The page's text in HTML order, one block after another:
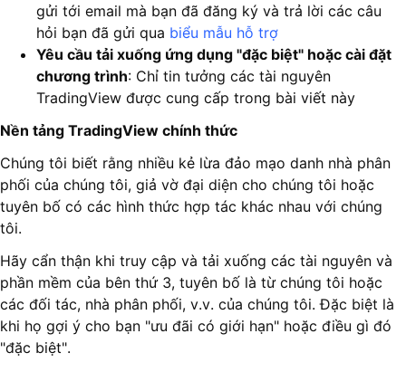
gửi tới email mà bạn đã đăng ký và trả lời các câu
hỏi bạn đã gửi qua biểu mẫu hỗ trợ
Yêu cầu tải xuống ứng dụng "đặc biệt" hoặc cài đặt
chương trình: Chỉ tin tưởng các tài nguyên
TradingView được cung cấp trong bài viết này
Nền tảng TradingView chính thức
Chúng tôi biết rằng nhiều kẻ lừa đảo mạo danh nhà phân
phối của chúng tôi, giả vờ đại diện cho chúng tôi hoặc
tuyên bố có các hình thức hợp tác khác nhau với chúng
tôi.
Hãy cẩn thận khi truy cập và tải xuống các tài nguyên và
phần mềm của bên thứ 3, tuyên bố là từ chúng tôi hoặc
các đối tác, nhà phân phối, v.v. của chúng tôi. Đặc biệt là
khi họ gợi ý cho bạn "ưu đãi có giới hạn" hoặc điều gì đó
"đặc biệt".